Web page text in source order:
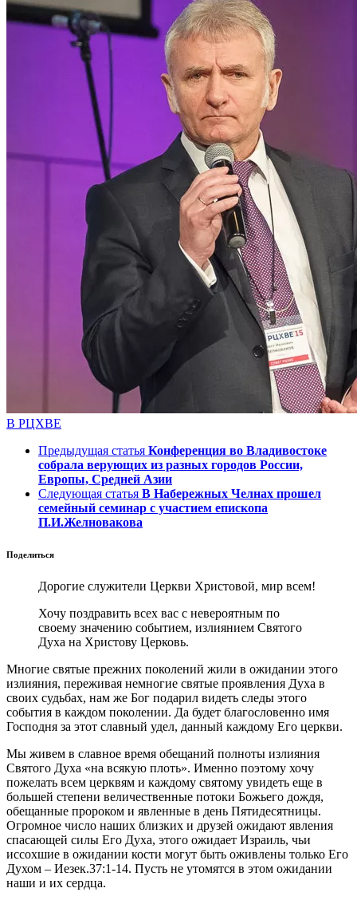
В РЦХВЕ
Предыдущая статья Конференция во Владивостоке
собрала верующих из разных городов России,
Европы, Средней Азии
Следующая статья В Набережных Челнах прошел
семейный семинар с участием епископа
П.И.Желновакова
Поделиться
Дорогие служители Церкви Христовой, мир всем!
Хочу поздравить всех вас с невероятным по
своему значению событием, излиянием Святого
Духа на Христову Церковь.
Многие святые прежних поколений жили в ожидании этого
излияния, переживая немногие святые проявления Духа в
своих судьбах, нам же Бог подарил видеть следы этого
события в каждом поколении. Да будет благословенно имя
Господня за этот славный удел, данный каждому Его церкви.
Мы живем в славное время обещаний полноты излияния
Святого Духа «на всякую плоть». Именно поэтому хочу
пожелать всем церквям и каждому святому увидеть еще в
большей степени величественные потоки Божьего дождя,
обещанные пророком и явленные в день Пятидесятницы.
Огромное число наших близких и друзей ожидают явления
спасающей силы Его Духа, этого ожидает Израиль, чьи
иссохшие в ожидании кости могут быть оживлены только Его
Духом – Иезек.37:1-14. Пусть не утомятся в этом ожидании
наши и их сердца.